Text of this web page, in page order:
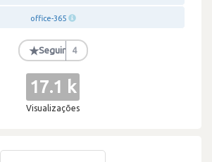
office-365
★Seguir 4
17.1 k
Visualizações